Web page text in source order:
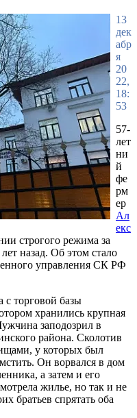
13
дек
абр
я
20
22,
18:
53
57-
лет
ни
й
фе
рм
ер
Ал
екс
строгого режима за
назад. Об этом стало
управления СК РФ
с торговой базы
хранились крупная
заподозрил в
района. Сколотив
у которых был
Он ворвался в дом
а затем и его
жилье, но так и не
братьев спрятать оба